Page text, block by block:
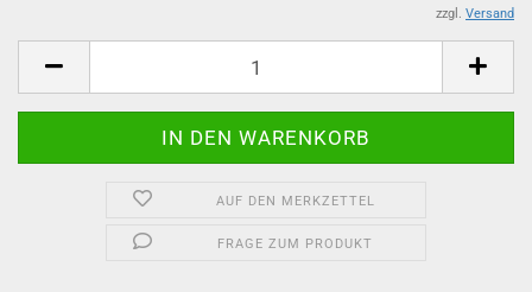
zzgl. Versand
AUF DEN MERKZETTEL
FRAGE ZUM PRODUKT